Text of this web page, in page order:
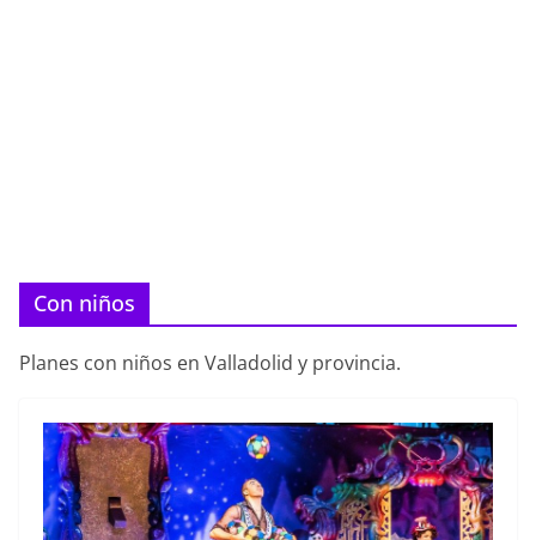
Con niños
Planes con niños en Valladolid y provincia.